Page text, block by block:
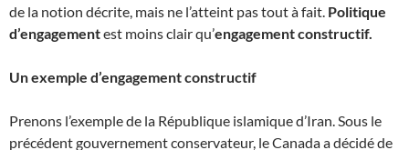
de la notion décrite, mais ne l’atteint pas tout à fait. Politique
d’engagementest moins clair qu’engagement constructif.
Un exemple d’engagement constructif
Prenons l’exemple de la République islamique d’Iran. Sous le
précédent gouvernement conservateur, le Canada a décidé de